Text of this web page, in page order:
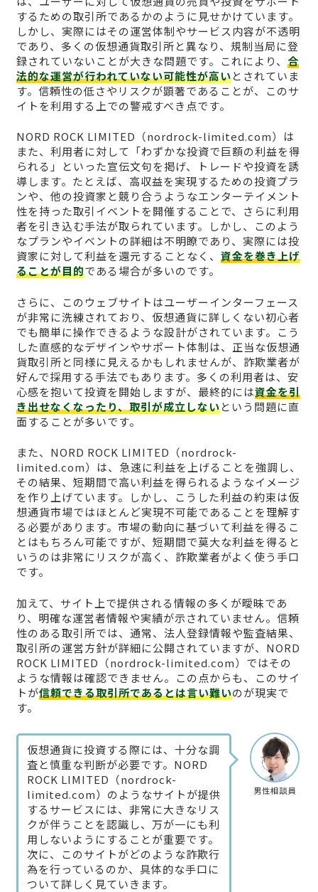
するための取引所であるかのように見せかけています。
しかし、実際にはその運営体制やサービス内容が不透明
であり、多くの仮想通貨取引所と異なり、規制当局に登
録されていないことが大きな問題です。これにより、 合
法的な運営が行われていない可能性が高いとされていま
す。信頼性の低さやリスクが顕著であることが、このサ
イトを利用する上での警戒すべき点です。
NORD ROCK LIMITED（nordrock-limited.com）は
また、利用者に対して「わずかな投資で巨額の利益を得
られる」といった宣伝文句を掲げ、トレードや投資を誘
導します。たとえば、高収益を実現するための投資プラ
ンや、他の投資家と競り合うようなエンターテイメント
性を持った取引イベントを開催することで、さらに利用
者を引き込む手法が取られています。しかし、このよう
なプランやイベントの詳細は不明瞭であり、実際には投
資家に対して利益を還元することなく、 資金を巻き上げ
ることが目的である場合が多いのです。
さらに、このウェブサイトはユーザーインターフェース
が非常に洗練されており、仮想通貨に詳しくない初心者
でも簡単に操作できるような設計がされています。こう
した直感的なデザインやサポート体制は、正当な仮想通
貨取引所と同様に見えるかもしれませんが、詐欺業者が
好んで採用する手法でもあります。多くの利用者は、安
心感を抱いて投資を開始しますが、最終的には資金を引
き出せなくなったり、取引が成立しないという問題に直
面することが多いです。
また、NORD ROCK LIMITED（nordrock-
limited.com）は、急速に利益を上げることを強調し、
その結果、短期間で高い利益を得られるようなイメージ
を作り上げています。しかし、こうした利益の約束は仮
想通貨市場ではほとんど実現不可能であることを理解す
る必要があります。市場の動向に基づいて利益を得るこ
とはもちろん可能ですが、短期間で莫大な利益を得ると
いうのは非常にリスクが高く、詐欺業者がよく使う手口
です。
加えて、サイト上で提供される情報の多くが曖昧であ
り、明確な運営者情報や実績が示されていません。信頼
性のある取引所では、通常、法人登録情報や監査結果、
取引所の運営方針が詳細に公開されていますが、NORD
ROCK LIMITED（nordrock-limited.com）ではその
ような情報は確認できません。この点からも、このサイ
トが信頼できる取引所であるとは言い難いのが現実で
す。
男性相談員
仮想通貨に投資する際には、十分な調
査と慎重な判断が必要です。NORD
ROCK LIMITED（nordrock-
limited.com）のようなサイトが提供
するサービスには、非常に大きなリス
クが伴うことを認識し、万が一にも利
用しないようにすることが重要です。
次に、このサイトがどのような詐欺行
為を行っているのか、具体的な手口に
ついて詳しく見ていきます。